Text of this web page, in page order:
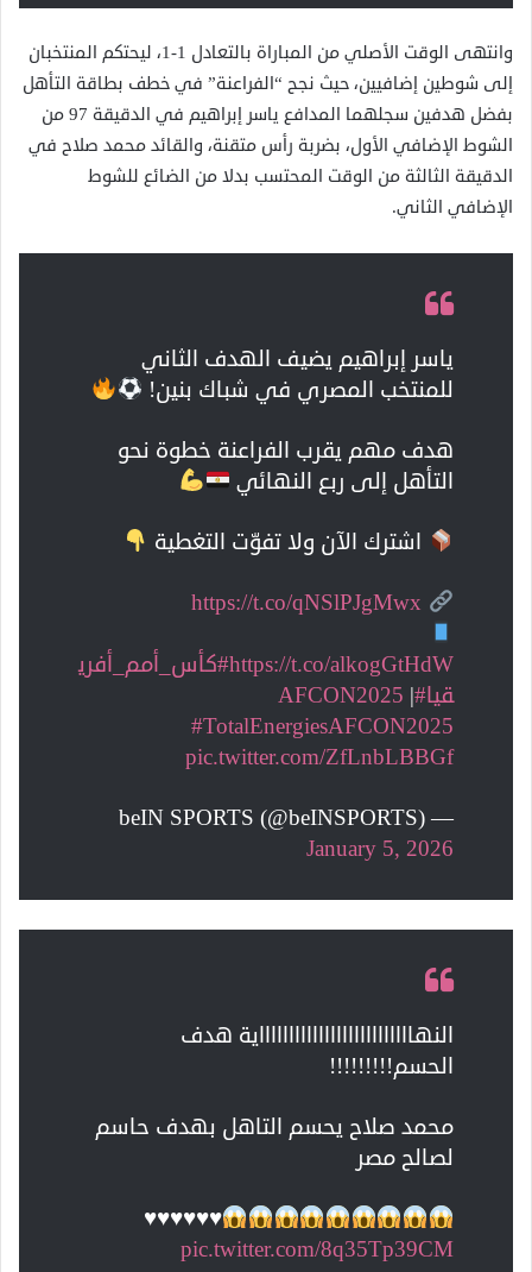
وانتهى الوقت الأصلي من المباراة بالتعادل 1-1، ليحتكم المنتخبان
إلى شوطين إضافيين، حيث نجح “الفراعنة” في خطف بطاقة التأهل
بفضل هدفين سجلهما المدافع ياسر إبراهيم في الدقيقة 97 من
الشوط الإضافي الأول، بضربة رأس متقنة، والقائد محمد صلاح في
الدقيقة الثالثة من الوقت المحتسب بدلا من الضائع للشوط
الإضافي الثاني.
ياسر إبراهيم يضيف الهدف الثاني
للمنتخب المصري في شباك بنين!
هدف مهم يقرب الفراعنة خطوة نحو
التأهل إلى ربع النهائي
اشترك الآن ولا تفوّت التغطية
https://t.co/qNSlPJgMwx
https://t.co/alkogGtHdW#كأس_أمم_أفري
قيا#AFCON2025
|
#TotalEnergiesAFCON2025
pic.twitter.com/ZfLnbLBBGf
— beIN SPORTS (@beINSPORTS)
January 5, 2026
النهااااااااااااااااااااااااااية هدف
الحسم!!!!!!!!!
محمد صلاح يحسم التاهل بهدف حاسم
لصالح مصر
♥️
♥️
♥️
♥️
♥️
♥️
pic.twitter.com/8q35Tp39CM